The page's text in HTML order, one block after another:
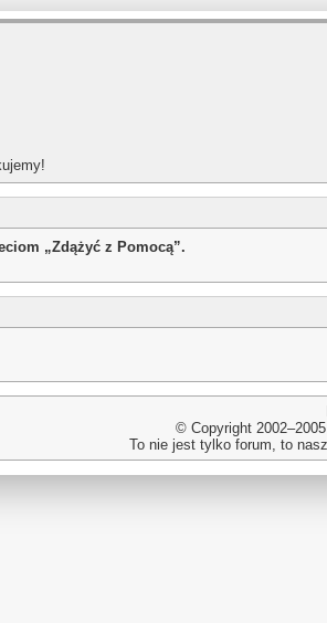
„Zdążyć z Pomocą”.
© Copyright
To nie jest tylko forum, to